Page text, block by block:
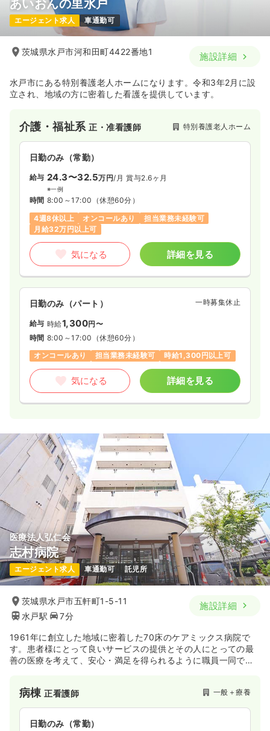
あいおんの里水戸
エージェント求人 車通勤可
茨城県水戸市河和田町4422番地1 施設詳細
水戸市にある特別養護老人ホームになります。令和3年2月に設
立され、地域の方に密着した看護を提供しています。
介護・福祉系正・准看護師 特別養護老人ホーム
日勤のみ（常勤）
給与 24.3〜32.5万円/月 賞与2.6ヶ月
※一例
時間 8:00～17:00 （休憩60分）
4週8休以上
オンコールあり
担当業務未経験可
月給32万円以上可
気になる 詳細を見る
日勤のみ（パート） 一時募集休止
給与 時給1,300円〜
時間 8:00～17:00 （休憩60分）
オンコールあり
担当業務未経験可 時給1,300円以上可
気になる 詳細を見る
医療法人弘仁会
志村病院
エージェント求人 車通勤可 託児所
茨城県水戸市五軒町1-5-11
水戸駅
7分
施設詳細
1961年に創立した地域に密着した70床のケアミックス病院で
す。患者様にとって良いサービスの提供とその人にとっての最
善の医療を考えて、安心・満足を得られるように職員一同で取
病棟正看護師 一般＋療養
日勤のみ（常勤）